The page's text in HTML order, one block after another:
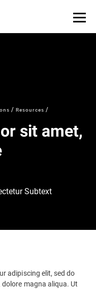
Resources
sit amet,
Subtext
adipiscing elit, sed do
magna aliqua. Ut